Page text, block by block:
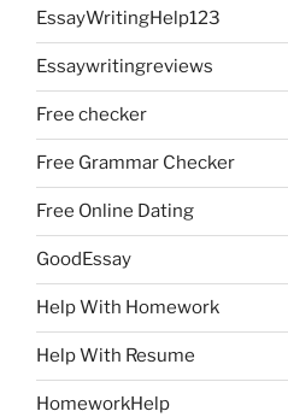
EssayWritingHelp123
Essaywritingreviews
Free checker
Free Grammar Checker
Free Online Dating
GoodEssay
Help With Homework
Help With Resume
HomeworkHelp